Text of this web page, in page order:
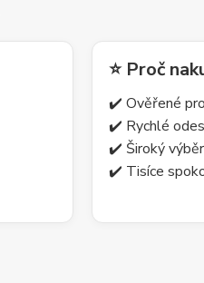
⭐ Proč
✔️ Ověřené
✔️ Rychlé
✔️ Široký
✔️ Tisíce